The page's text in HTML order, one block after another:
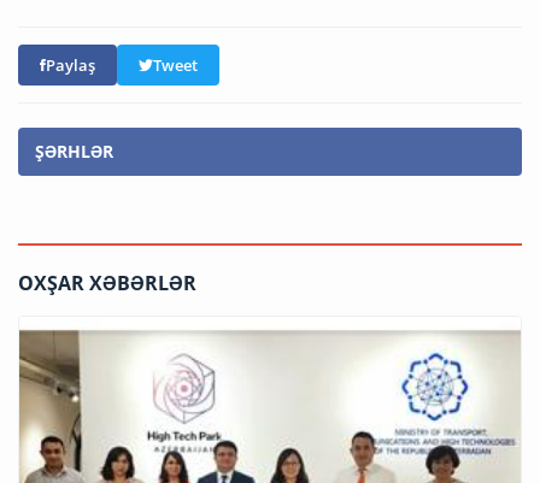
Paylaş Tweet
ŞƏRHLƏR
OXŞAR XƏBƏRLƏR